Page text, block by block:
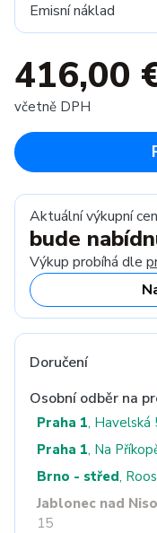
Emisní náklad
416,00
včetně DPH
Aktuální výkupní
bude
Výkup probíhá dle
Doručení
Osobní odběr na
Praha 1, Havelská
Praha 1, Na
Brno - střed,
Jablonec nad
15